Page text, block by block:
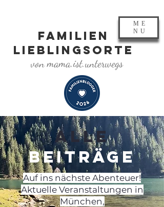
FAMILIEN
LIEBLINGSORTE
von mama.ist.unterwegs
ME
NU
ALLE
BEITRÄGE
Auf ins nächste Abenteuer!
Aktuelle Veranstaltungen in
München,